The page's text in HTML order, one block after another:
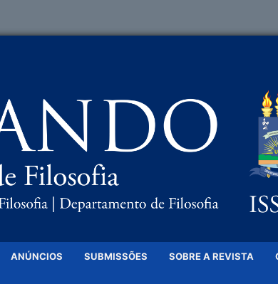
ANÚNCIOS SUBMISSÕES SOBRE A REVISTA